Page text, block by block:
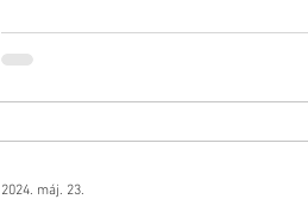
2024. máj. 23.